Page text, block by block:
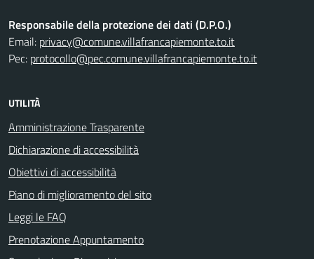
Responsabile della protezione dei dati (D.P.O.)
Email: privacy@comune.villafrancapiemonte.to.it
Pec: protocollo@pec.comune.villafrancapiemonte.to.it
UTILITÀ
Amministrazione Trasparente
Dichiarazione di accessibilità
Obiettivi di accessibilità
Piano di miglioramento del sito
Leggi le FAQ
Prenotazione Appuntamento